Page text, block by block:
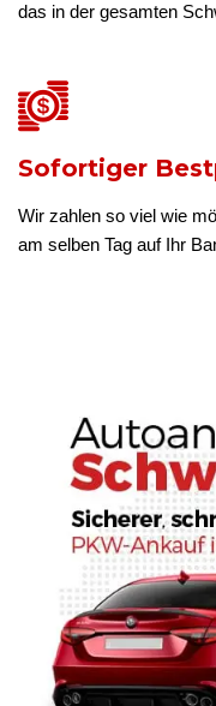
das in der gesamten
Sofortiger
Wir zahlen so viel wie
am selben Tag auf Ihr